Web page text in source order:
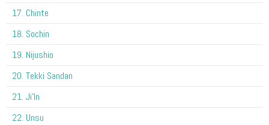
17. Chinte
18. Sochin
19. Nijushio
20. Tekki Sandan
21. Ji'In
22. Unsu